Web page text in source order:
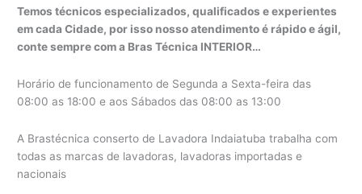
Temos técnicos especializados, qualificados e experientes
em cada Cidade, por isso nosso atendimento é rápido e ágil,
conte sempre com a Bras Técnica INTERIOR…
Horário de funcionamento de Segunda a Sexta-feira das
08:00 as 18:00 e aos Sábados das 08:00 as 13:00
A Brastécnica conserto de Lavadora Indaiatuba trabalha com
todas as marcas de lavadoras, lavadoras importadas e
nacionais